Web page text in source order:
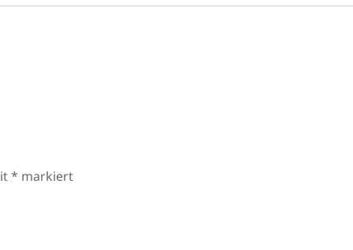
* markiert